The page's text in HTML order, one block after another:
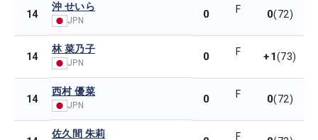
14
沖 せいら
JPN 0 F 0(72)
14
林 菜乃子
JPN 0 F +1(73)
14
西村 優菜
JPN 0 F 0(72)
佐久間 朱莉 F